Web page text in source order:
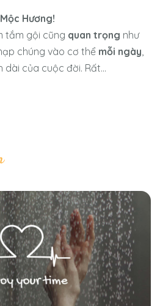
Mộc Hương!
tắm gội cũng quan trọng như
chúng vào cơ thể mỗi ngày
của cuộc đời. Rất...